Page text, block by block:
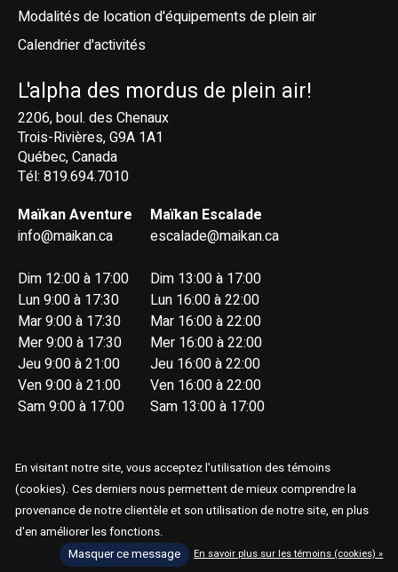
Modalités de location d'équipements de plein air
Calendrier d'activités
L'alpha des mordus de plein air!
2206, boul. des Chenaux
Trois-Rivières, G9A 1A1
Québec, Canada
Tél: 819.694.7010
Maïkan Aventure
info@maikan.ca
Dim 12:00 à 17:00
Lun 9:00 à 17:30
Mar 9:00 à 17:30
Mer 9:00 à 17:30
Jeu 9:00 à 21:00
Ven 9:00 à 21:00
Sam 9:00 à 17:00
Maïkan Escalade
escalade@maikan.ca
Dim 13:00 à 17:00
Lun 16:00 à 22:00
Mar 16:00 à 22:00
Mer 16:00 à 22:00
Jeu 16:00 à 22:00
Ven 16:00 à 22:00
Sam 13:00 à 17:00
© Copyright 2026 Maïkan Aventure
En visitant notre site, vous acceptez l'utilisation des témoins
(cookies). Ces derniers nous permettent de mieux comprendre la
provenance de notre clientèle et son utilisation de notre site, en plus
d'en améliorer les fonctions.
Masquer ce message
En savoir plus sur les témoins (cookies) »